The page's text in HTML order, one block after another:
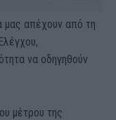
μας απέχουν από τη
να οδηγηθούν
μέτρου της